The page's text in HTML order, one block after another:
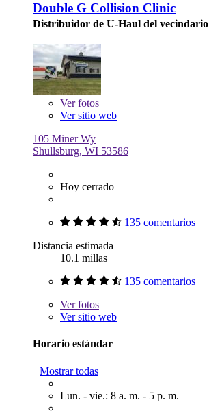
Double G Collision Clinic
Distribuidor de U-Haul del vecindario
Verfotos
Ver sitio web
105 Miner Wy
Shullsburg, WI 53586
Hoy cerrado
135 comentarios
Distancia estimada
10.1 millas
135 comentarios
Verfotos
Ver sitio web
Horario estándar
Mostrar todas
Lun. - vie.: 8 a. m. - 5 p. m.